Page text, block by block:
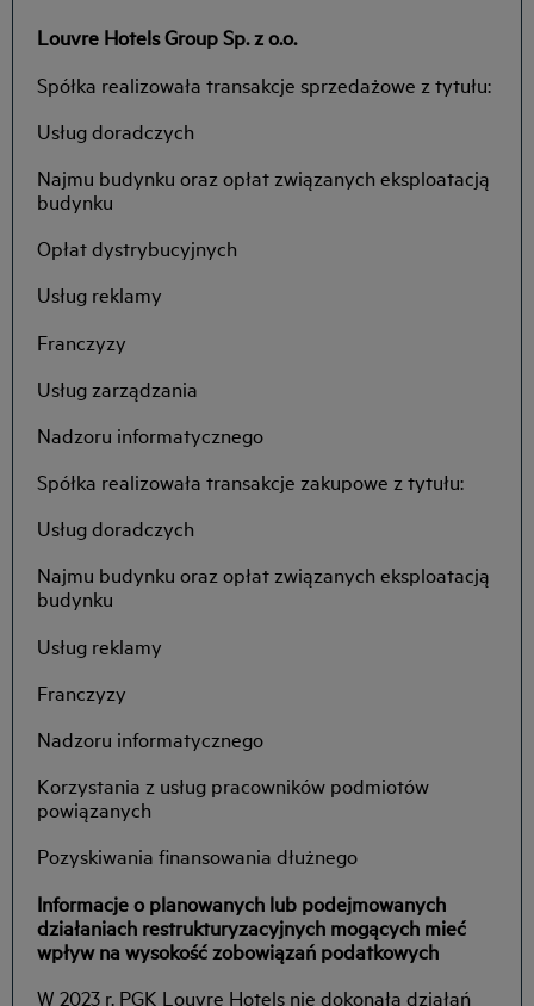
Louvre Hotels Group Sp. z o.o.
Spółka realizowała transakcje sprzedażowe z tytułu:
Usług doradczych
Najmu budynku oraz opłat związanych eksploatacją
budynku
Opłat dystrybucyjnych
Usług reklamy
Franczyzy
Usług zarządzania
Nadzoru informatycznego
Spółka realizowała transakcje zakupowe z tytułu:
Usług doradczych
Najmu budynku oraz opłat związanych eksploatacją
budynku
Usług reklamy
Franczyzy
Nadzoru informatycznego
Korzystania z usług pracowników podmiotów
powiązanych
Pozyskiwania finansowania dłużnego
Informacje o planowanych lub podejmowanych
działaniach restrukturyzacyjnych mogących mieć
wpływ na wysokość zobowiązań podatkowych
W 2023 r. PGK Louvre Hotels nie dokonała działań